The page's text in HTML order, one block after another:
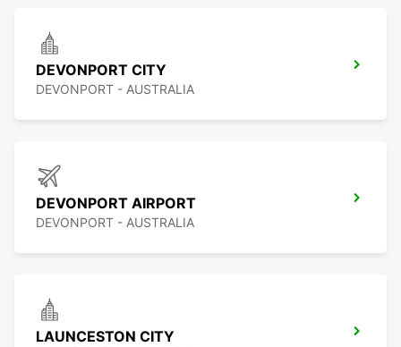
DEVONPORT CITY
DEVONPORT - AUSTRALIA
DEVONPORT AIRPORT
DEVONPORT - AUSTRALIA
LAUNCESTON CITY